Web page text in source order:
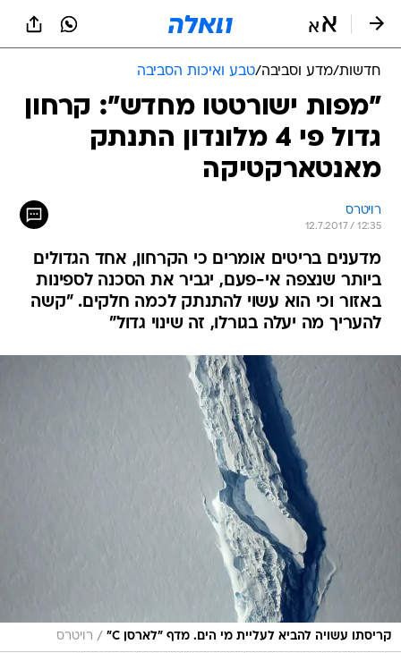
חדשות/מדע וסביבה/טבע ואיכות הסביבה
"מפות ישורטטו מחדש": קרחון
גדול פי 4 מלונדון התנתק
מאנטארקטיקה
רויטרס
12.7.2017 / 12:35
מדענים בריטים אומרים כי הקרחון, אחד הגדולים
ביותר שנצפה אי-פעם, יגביר את הסכנה לספינות
באזור וכי הוא עשוי להתנתק לכמה חלקים. "קשה
להעריך מה יעלה בגורלו, זה שינוי גדול"
קריסתו עשויה להביא לעליית מי הים. מדף "לארסן C" / רויטרס